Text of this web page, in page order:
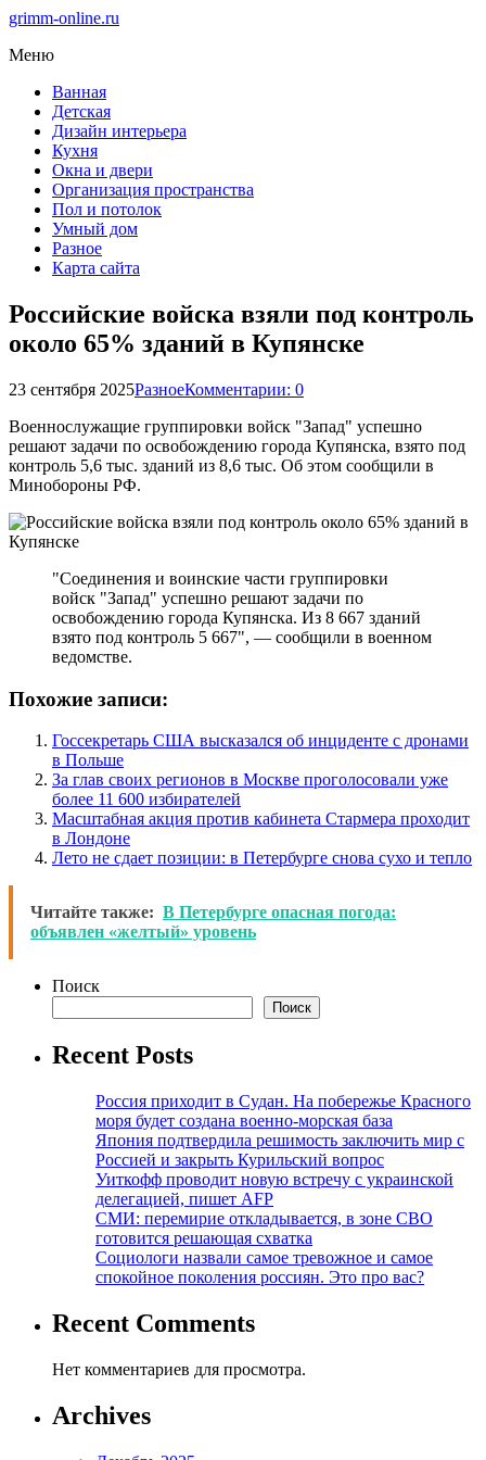
grimm-online.ru
Меню
Ванная
Детская
Дизайн интерьера
Кухня
Окна и двери
Организация пространства
Пол и потолок
Умный дом
Разное
Карта сайта
Российские войска взяли под контроль
около 65% зданий в Купянске
23 сентября 2025РазноеКомментарии: 0
Военнослужащие группировки войск "Запад" успешно
решают задачи по освобождению города Купянска, взято под
контроль 5,6 тыс. зданий из 8,6 тыс. Об этом сообщили в
Минобороны РФ.
"Соединения и воинские части группировки
войск "Запад" успешно решают задачи по
освобождению города Купянска. Из 8 667 зданий
взято под контроль 5 667", — сообщили в военном
ведомстве.
Похожие записи:
Госсекретарь США высказался об инциденте с дронами
в Польше
За глав своих регионов в Москве проголосовали уже
более 11 600 избирателей
Масштабная акция против кабинета Стармера проходит
в Лондоне
Лето не сдает позиции: в Петербурге снова сухо и тепло
Читайте также: В Петербурге опасная погода:
объявлен «желтый» уровень
Поиск
Поиск
Recent Posts
Россия приходит в Судан. На побережье Красного
моря будет создана военно-морская база
Япония подтвердила решимость заключить мир с
Россией и закрыть Курильский вопрос
Уиткофф проводит новую встречу с украинской
делегацией, пишет AFP
СМИ: перемирие откладывается, в зоне СВО
готовится решающая схватка
Социологи назвали самое тревожное и самое
спокойное поколения россиян. Это про вас?
Recent Comments
Нет комментариев для просмотра.
Archives